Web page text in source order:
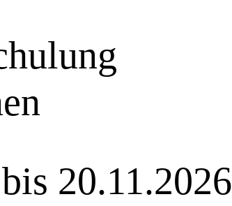
20.11.2026